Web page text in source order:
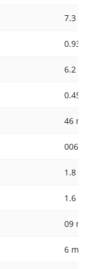
7.3 g
0.93 mg
6.2 mg
0.45 mg
46 mg
006 mg
1.8 mg
1.6 µg
09 mg
6 mg